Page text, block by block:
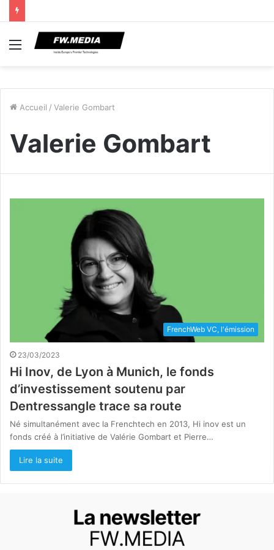
Menu
Accueil / Valerie Gombart
Valerie Gombart
FrenchWeb VC, l'émission
23/03/2023
Hi Inov, de Lyon à Munich, le fonds
d’investissement soutenu par
Dentressangle trace sa route
Né simultanément avec la Frenchtech en 2013, Hi inov est un
fonds créé à l’initiative de Valérie Gombart et Pierre…
Lire la suite